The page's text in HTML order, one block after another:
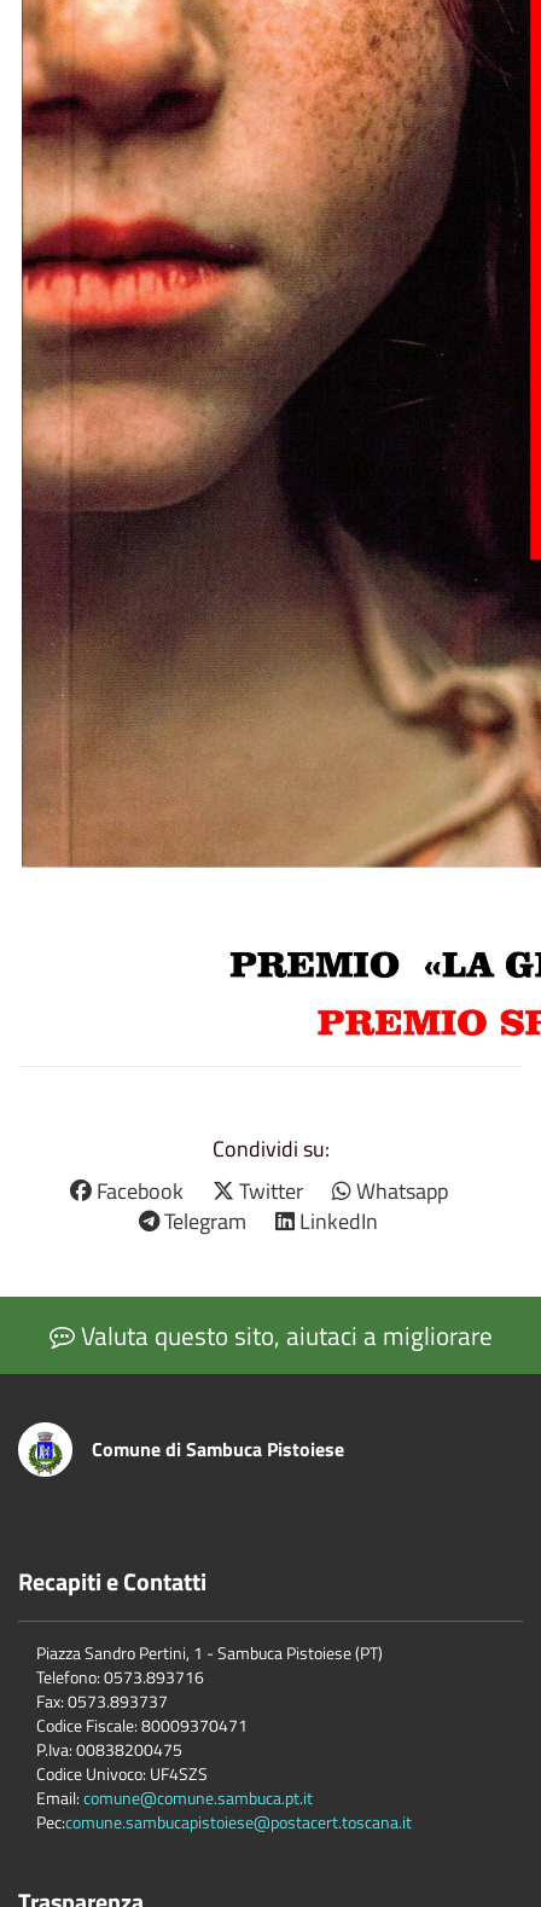
Condividi su:
Facebook
Twitter
Whatsapp
Telegram
LinkedIn
Valuta questo sito, aiutaci a migliorare
Comune di Sambuca Pistoiese
Recapiti e Contatti
Piazza Sandro Pertini, 1 - Sambuca Pistoiese (PT)
Telefono: 0573.893716
Fax: 0573.893737
Codice Fiscale: 80009370471
P.Iva: 00838200475
Codice Univoco: UF4SZS
Email:comune@comune.sambuca.pt.it
Pec:comune.sambucapistoiese@postacert.toscana.it